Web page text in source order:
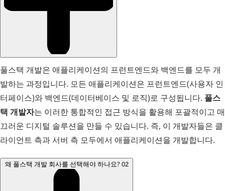
풀스택 개발은 애플리케이션의 프런트엔드와 백엔드를 모두 개
발하는 과정입니다. 모든 애플리케이션은 프런트엔드(사용자 인
터페이스)와 백엔드(데이터베이스 및 로직)로 구성됩니다. 풀스
택 개발자는 이러한 통합적인 접근 방식을 활용해 포괄적이고 매
끄러운 디지털 솔루션을 만들 수 있습니다. 즉, 이 개발자들은 클
라이언트 측과 서버 측 모두에서 애플리케이션을 개발합니다.
왜 풀스택 개발 회사를 선택해야 하나요?02